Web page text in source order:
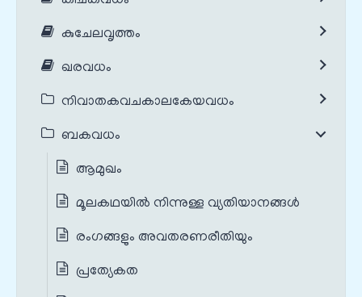
കുചേലവൃത്തം
ഖരവധം
നിവാതകവചകാലകേയവധം
ബകവധം
ആമുഖം
മൂലകഥയില്‍ നിന്നുള്ള വ്യതിയാനങ്ങൾ
രംഗങ്ങളും അവതരണരീതിയും
പ്രത്യേകത